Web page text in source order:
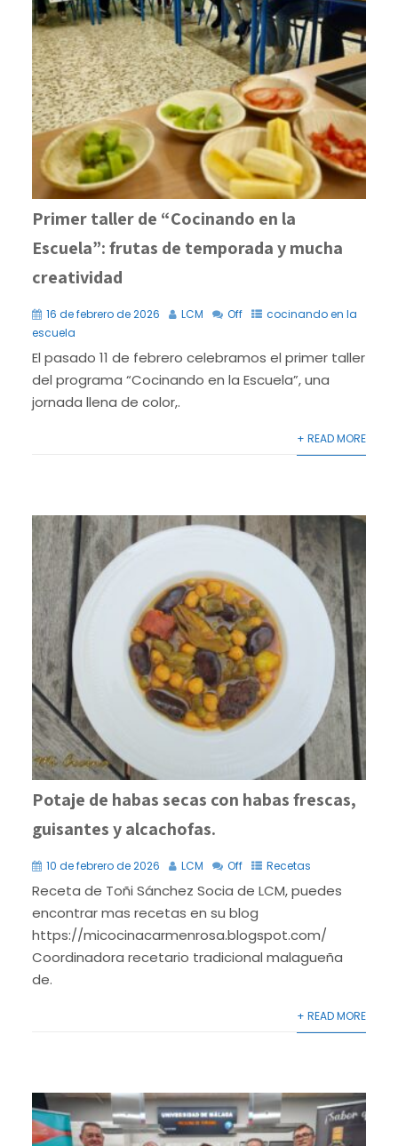
Primer taller de “Cocinando en la
Escuela”: frutas de temporada y mucha
creatividad
16 de febrero de 2026 LCM Off
cocinando en la
escuela
El pasado 11 de febrero celebramos el primer taller
del programa “Cocinando en la Escuela”, una
jornada llena de color,.
+ READ MORE
Potaje de habas secas con habas frescas,
guisantes y alcachofas.
10 de febrero de 2026 LCM Off Recetas
Receta de Toñi Sánchez Socia de LCM, puedes
encontrar mas recetas en su blog
https://micocinacarmenrosa.blogspot.com/
Coordinadora recetario tradicional malagueña
de.
+ READ MORE